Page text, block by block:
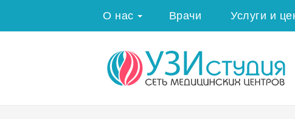
О нас Врачи Услуги и